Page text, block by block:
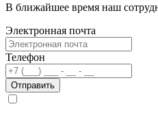
В ближайшее время наш
Электронная почта
Телефон
Отправить